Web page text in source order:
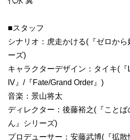
■スタッフ
シナリオ：虎走かける(『ゼロから
ーズ)
キャラクターデザイン：タイキ(『
IV』/『Fate/Grand Order』)
音楽：景山将太
ディレクター：後藤裕之(『こと
ん』シリーズ)
プロデューサー：安藤武博(『拡